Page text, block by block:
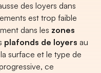
des loyers dans
est trop faible
dans les zones
plafonds de loyers au
surface et le type de
ce